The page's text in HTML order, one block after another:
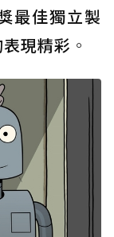
最佳獨立製
現精彩 。